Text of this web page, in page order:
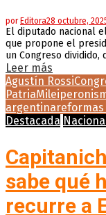
por Editora28 octubre,
El diputado nacional
que propone el
un Congreso dividido,
Leer más
Agustín Rossi
PatriaMilei
argentinareformas
Destacada
sabe qué
recurre a